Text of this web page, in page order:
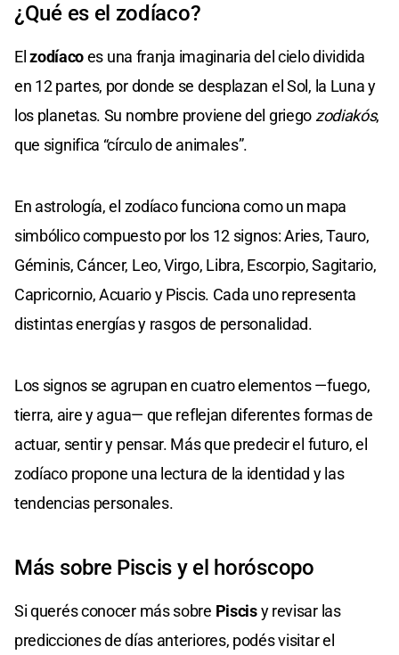
¿Qué es el zodíaco?
Elzodíacoes una franja imaginaria del cielo dividida
en 12 partes, por donde se desplazan el Sol, la Luna y
los planetas. Su nombre proviene del griego zodiakós,
que significa “círculo de animales”.
En astrología, el zodíaco funciona como un mapa
simbólico compuesto por los 12 signos: Aries, Tauro,
Géminis, Cáncer, Leo, Virgo, Libra, Escorpio, Sagitario,
Capricornio, Acuario y Piscis. Cada uno representa
distintas energías y rasgos de personalidad.
Los signos se agrupan en cuatro elementos —fuego,
tierra, aire y agua— que reflejan diferentes formas de
actuar, sentir y pensar. Más que predecir el futuro, el
zodíaco propone una lectura de la identidad y las
tendencias personales.
Más sobre Piscis y el horóscopo
Si querés conocer más sobre Piscisy revisar las
predicciones de días anteriores, podés visitar el